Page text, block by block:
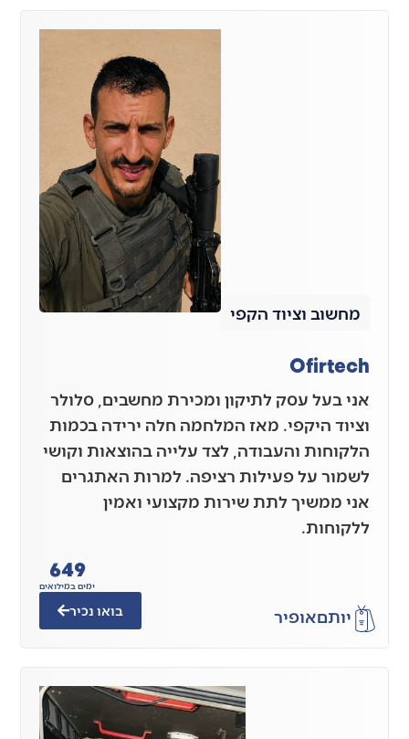
מחשוב וציוד הקפי
Ofirtech
אני בעל עסק לתיקון ומכירת מחשבים, סלולר
וציוד היקפי. מאז המלחמה חלה ירידה בכמות
הלקוחות והעבודה, לצד עלייה בהוצאות וקושי
לשמור על פעילות רציפה. למרות האתגרים
אני ממשיך לתת שירות מקצועי ואמין
ללקוחות.
יותםאופיר
ימים במילואים
649
בואו נכיר